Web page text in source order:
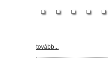
tovább...